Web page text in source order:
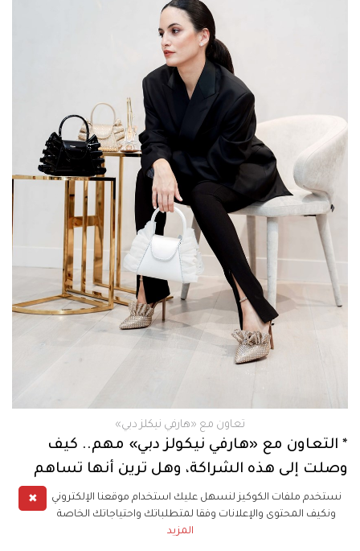
تعاون مع «هارفي نيكلز دبي»
* التعاون مع «هارفي نيكولز دبي» مهم.. كيف
وصلت إلى هذه الشراكة، وهل ترين أنها تساهم
في نمو علامتكِ التجارية، وتقديرها؟
- تعاوني مع «هارفي نيكولز دبي» يشكل أهمية كبيرة
✖
نستخدم ملفات الكوكيز لنسهل عليك استخدام موقعنا الإلكتروني
ونكيف المحتوى والإعلانات وفقا لمتطلباتك واحتياجاتك الخاصة
المزيد